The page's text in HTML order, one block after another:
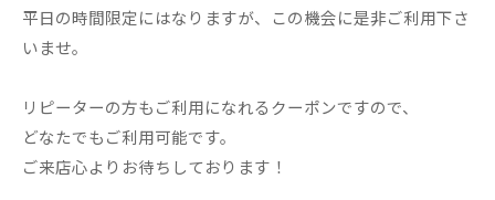
平日の時間限定にはなりますが、この機会に是非ご利用下さ
いませ。
リピーターの方もご利用になれるクーポンですので、
どなたでもご利用可能です。
ご来店心よりお待ちしております！